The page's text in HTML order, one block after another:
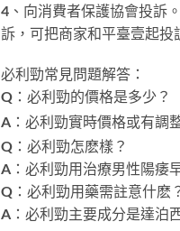
4、向消費者保護協會投訴
訴，可把商家和平臺壹起投
必利勁常見問題解答：
Q：必利勁的價格是多少？
A：必利勁實時價格或有調
Q：必利勁怎麽樣？
A：必利勁用治療男性陽痿
Q：必利勁用藥需註意什麽
A：必利勁主要成分是達泊